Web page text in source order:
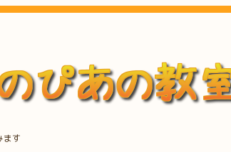
ます